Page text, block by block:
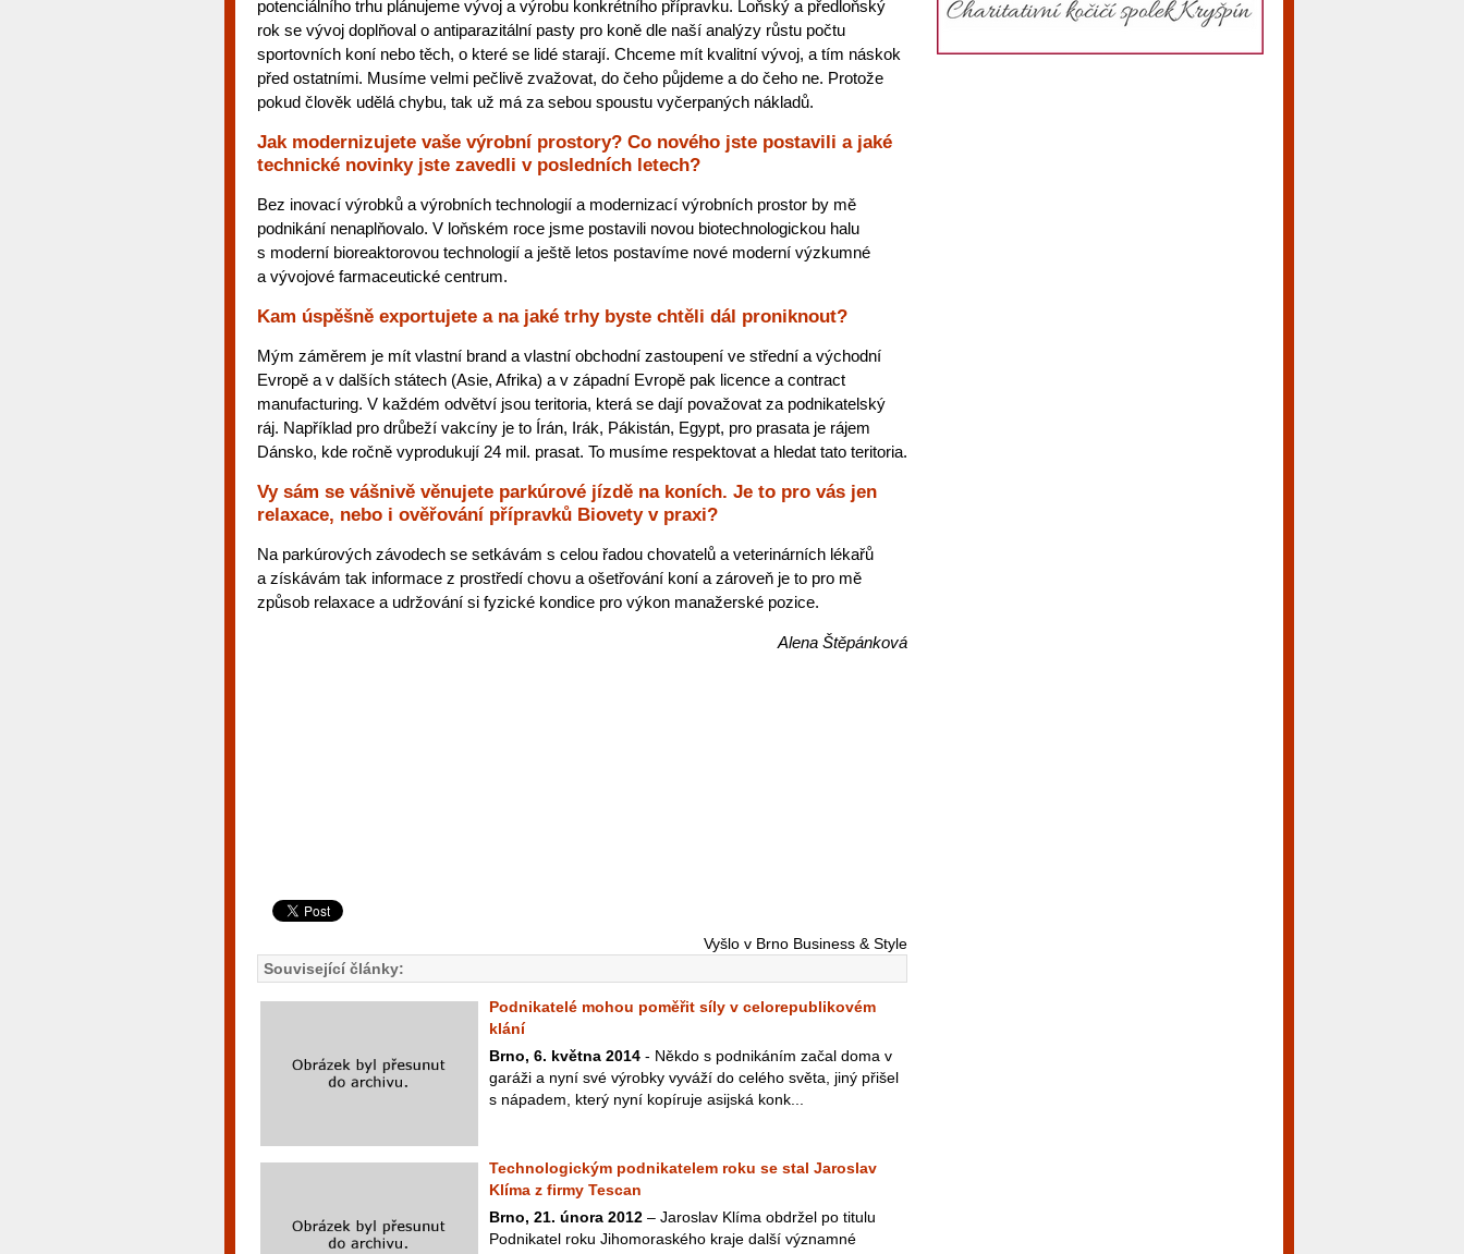
potenciálního trhu plánujeme vývoj a výrobu konkrétního přípravku. Loňský a předloňský
rok se vývoj doplňoval o antiparazitální pasty pro koně dle naší analýzy růstu počtu
sportovních koní nebo těch, o které se lidé starají. Chceme mít kvalitní vývoj, a tím náskok
před ostatními. Musíme velmi pečlivě zvažovat, do čeho půjdeme a do čeho ne. Protože
pokud člověk udělá chybu, tak už má za sebou spoustu vyčerpaných nákladů.
Jak modernizujete vaše výrobní prostory? Co nového jste postavili a jaké
technické novinky jste zavedli v posledních letech?
Bez inovací výrobků a výrobních technologií a modernizací výrobních prostor by mě
podnikání nenaplňovalo. V loňském roce jsme postavili novou biotechnologickou halu
s moderní bioreaktorovou technologií a ještě letos postavíme nové moderní výzkumné
a vývojové farmaceutické centrum.
Kam úspěšně exportujete a na jaké trhy byste chtěli dál proniknout?
Mým záměrem je mít vlastní brand a vlastní obchodní zastoupení ve střední a východní
Evropě a v dalších státech (Asie, Afrika) a v západní Evropě pak licence a contract
manufacturing. V každém odvětví jsou teritoria, která se dají považovat za podnikatelský
ráj. Například pro drůbeží vakcíny je to Írán, Irák, Pákistán, Egypt, pro prasata je rájem
Dánsko, kde ročně vyprodukují 24 mil. prasat. To musíme respektovat a hledat tato teritoria.
Vy sám se vášnivě věnujete parkúrové jízdě na koních. Je to pro vás jen
relaxace, nebo i ověřování přípravků Biovety v praxi?
Na parkúrových závodech se setkávám s celou řadou chovatelů a veterinárních lékařů
a získávám tak informace z prostředí chovu a ošetřování koní a zároveň je to pro mě
způsob relaxace a udržování si fyzické kondice pro výkon manažerské pozice.
Alena Štěpánková
Vyšlo v Brno Business & Style
Související články:
Podnikatelé mohou poměřit síly v celorepublikovém
klání
Brno, 6. května 2014 - Někdo s podnikáním začal doma v
garáži a nyní své výrobky vyváží do celého světa, jiný přišel
s nápadem, který nyní kopíruje asijská konk...
Technologickým podnikatelem roku se stal Jaroslav
Klíma z firmy Tescan
Brno, 21. února 2012 – Jaroslav Klíma obdržel po titulu
Podnikatel roku Jihomoraského kraje další významné